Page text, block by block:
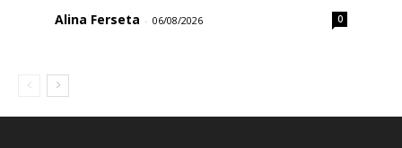
Alina Ferseta - 06/08/2026 0